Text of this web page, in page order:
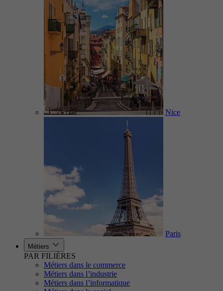
Nice
Paris
Métiers
PAR FILIÈRES
Métiers dans le commerce
Métiers dans l’industrie
Métiers dans l’informatique